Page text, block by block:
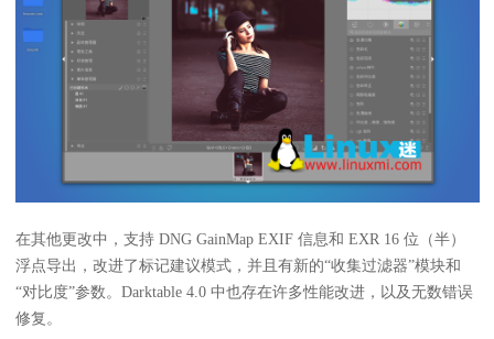
在其他更改中，支持 DNG GainMap EXIF 信息和 EXR 16 位（半）
浮点导出，改进了标记建议模式，并且有新的“收集过滤器”模块和
“对比度”参数。Darktable 4.0 中也存在许多性能改进，以及无数错误
修复。